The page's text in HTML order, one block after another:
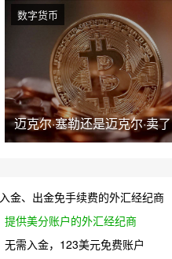
迈克尔·塞勒还是迈克尔·卖了
数字货币
入金、出金免手续费的外汇经纪商
提供美分账户的外汇经纪商
无需入金，123美元免费账户